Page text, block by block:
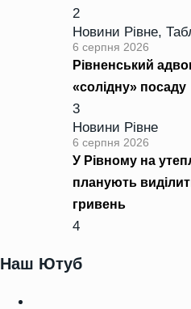
2
Новини Рівне,
6 серпня 2026
Рівненський
«солідну» посаду
3
Новини Рівне
6 серпня 2026
У Рівному на
планують
гривень
4
Наш Ютуб